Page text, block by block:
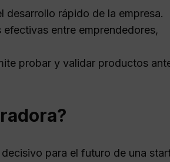
desarrollo rápido de la empresa.
entre emprendedores,
probar y validar productos
para el futuro de una